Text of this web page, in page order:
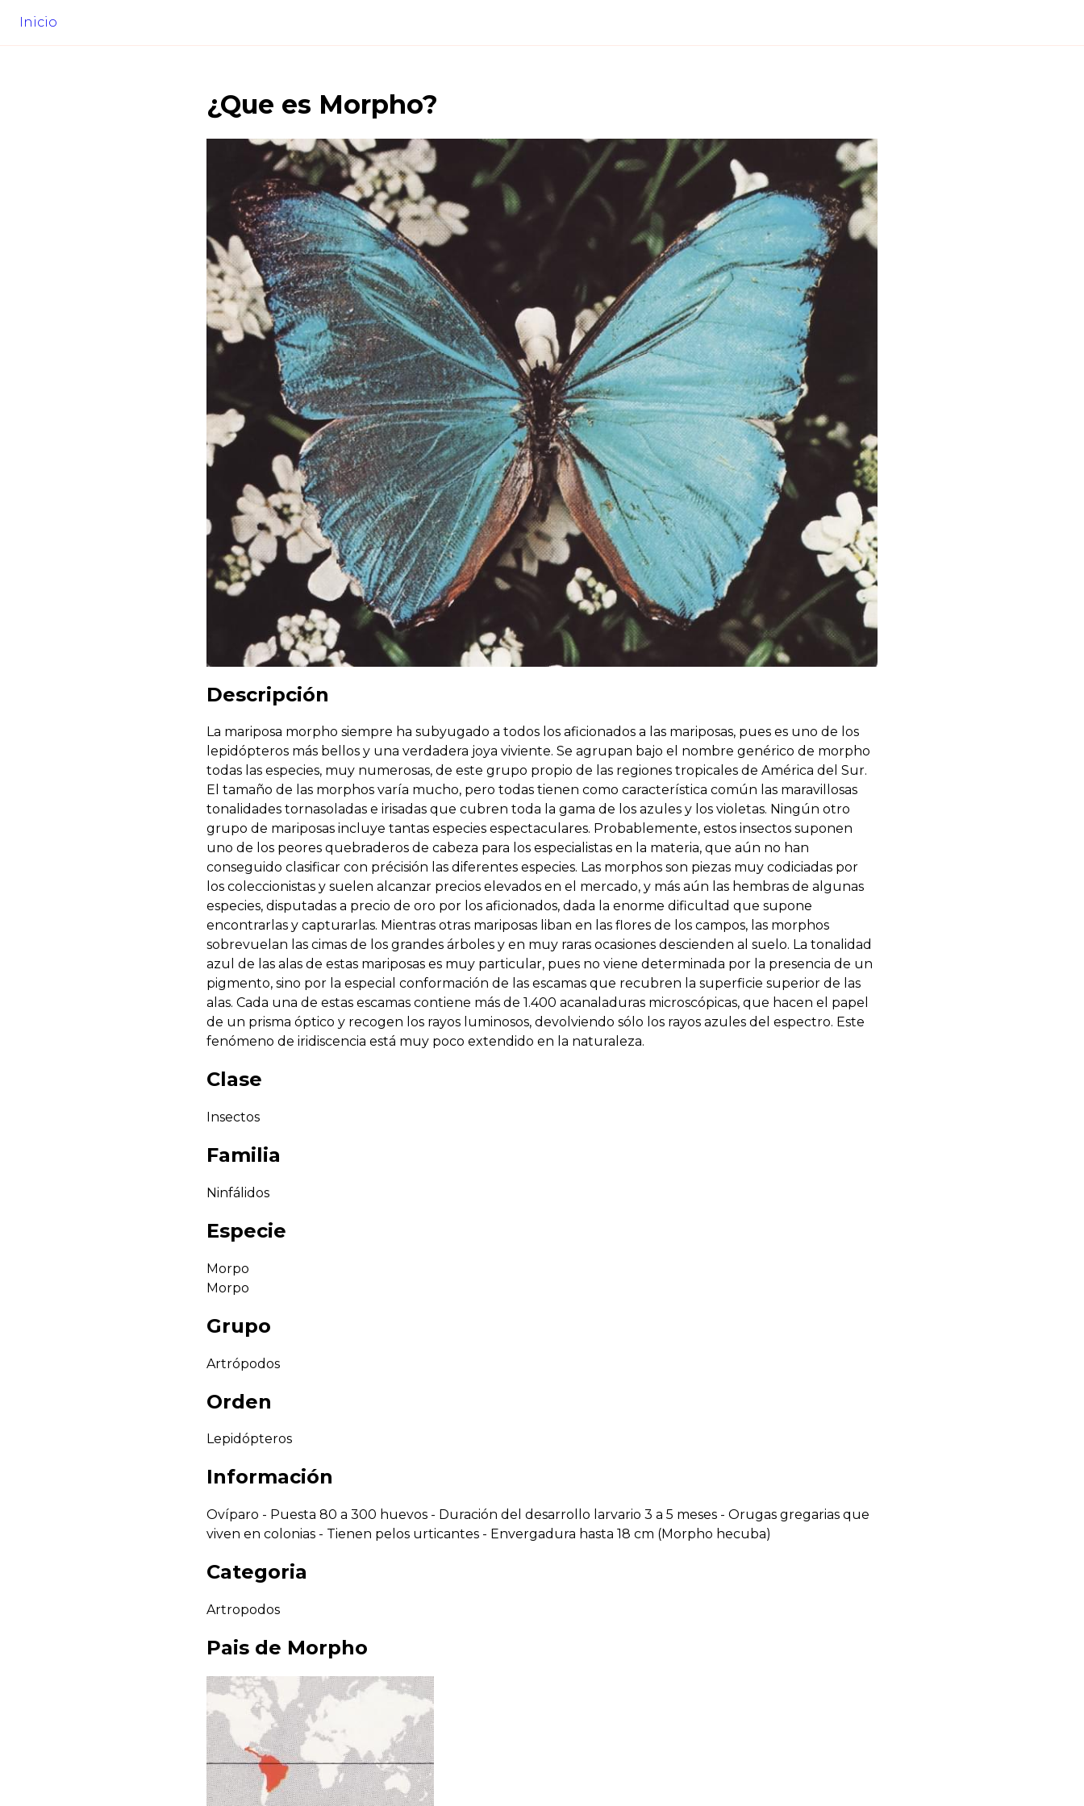
Inicio
¿Que es Morpho?
Descripción
La mariposa morpho siempre ha subyugado a todos los aficionados a las mariposas, pues es uno de los
lepidópteros más bellos y una verdadera joya viviente. Se agrupan bajo el nombre genérico de morpho
todas las especies, muy numerosas, de este grupo propio de las regiones tropicales de América del Sur.
El tamaño de las morphos varía mucho, pero todas tienen como característica común las maravillosas
tonalidades tornasoladas e irisadas que cubren toda la gama de los azules y los violetas. Ningún otro
grupo de mariposas incluye tantas especies espectaculares. Probablemente, estos insectos suponen
uno de los peores quebraderos de cabeza para los especialistas en la materia, que aún no han
conseguido clasificar con précisión las diferentes especies. Las morphos son piezas muy codiciadas por
los coleccionistas y suelen alcanzar precios elevados en el mercado, y más aún las hembras de algunas
especies, disputadas a precio de oro por los aficionados, dada la enorme dificultad que supone
encontrarlas y capturarlas. Mientras otras mariposas liban en las flores de los campos, las morphos
sobrevuelan las cimas de los grandes árboles y en muy raras ocasiones descienden al suelo. La tonalidad
azul de las alas de estas mariposas es muy particular, pues no viene determinada por la presencia de un
pigmento, sino por la especial conformación de las escamas que recubren la superficie superior de las
alas. Cada una de estas escamas contiene más de 1.400 acanaladuras microscópicas, que hacen el papel
de un prisma óptico y recogen los rayos luminosos, devolviendo sólo los rayos azules del espectro. Este
fenómeno de iridiscencia está muy poco extendido en la naturaleza.
Clase
Insectos
Familia
Ninfálidos
Especie
Morpo
Morpo
Grupo
Artrópodos
Orden
Lepidópteros
Información
Ovíparo - Puesta 80 a 300 huevos - Duración del desarrollo larvario 3 a 5 meses - Orugas gregarias que
viven en colonias - Tienen pelos urticantes - Envergadura hasta 18 cm (Morpho hecuba)
Categoria
Artropodos
Pais de Morpho